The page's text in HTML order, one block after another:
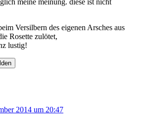
Versilbern des eigenen Arsches aus
Rosette zulötet,
lustig!
2014 um 20:47